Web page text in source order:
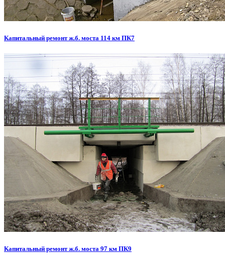
Капитальный ремонт ж.б. моста 114 км ПК7
Капитальный ремонт ж.б. моста 97 км ПК9